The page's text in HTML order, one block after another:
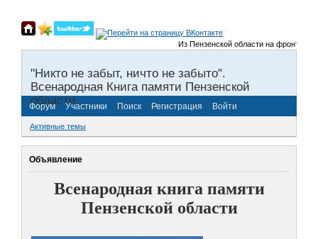
Из Пензенской области на фронты
"Никто не забыт, ничто не забыто".
Всенародная Книга памяти Пензенской
области.
Форум Участники Поиск Регистрация Войти
Активные темы
Объявление
Всенародная книга памяти
Пензенской области